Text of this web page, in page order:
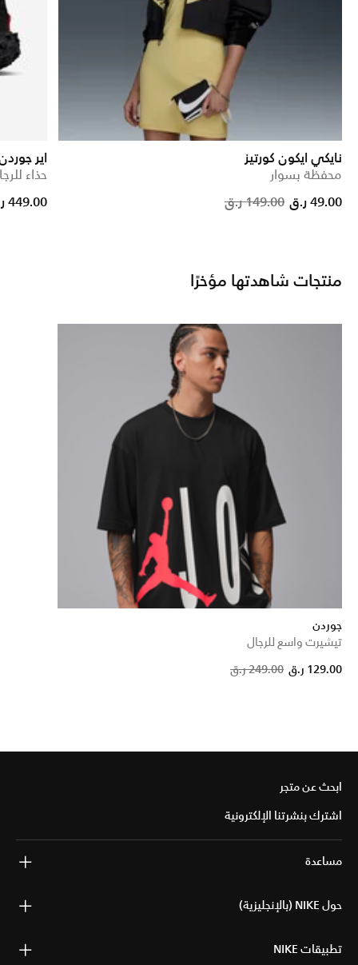
نايكي ايكون كورتيز
محفظة بسوار
149.00 ر.ق 49.00 ر.ق
اير جوردن 1
حذاء
Price reduced from
449.00 ر.ق
منتجات شاهدتها مؤخرًا
جوردن
تيشيرت واسع للرجال
249.00 ر.ق 129.00 ر.ق
ابحث عن متجر
اشترك بنشرتنا الإلكترونية
مساعدة
حول NIKE (بالإنجليزية)
تطبيقات NIKE